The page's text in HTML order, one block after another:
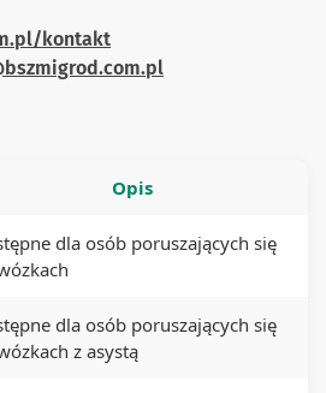
kontakt
Opis
dla osób poruszających się
dla osób poruszających się
z asystą